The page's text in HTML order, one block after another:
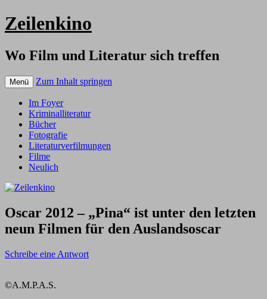
Zeilenkino
Wo Film und Literatur sich treffen
Menü Zum Inhalt springen
Im Foyer
Kriminalliteratur
Bücher
Fotografie
Literaturverfilmungen
Filme
Neulich
Oscar 2012 – „Pina“ ist unter den letzten
neun Filmen für den Auslandsoscar
Schreibe eine Antwort
©A.M.P.A.S.